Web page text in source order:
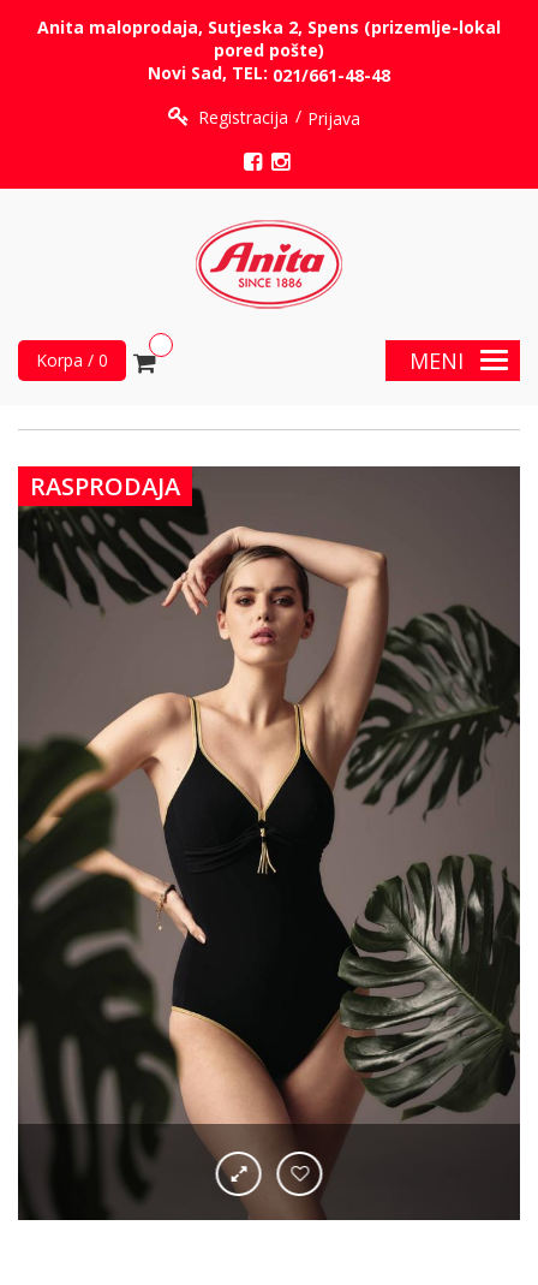
Anita maloprodaja, Sutjeska 2, Spens (prizemlje-lokal
pored pošte)
Novi Sad, TEL: 021/661-48-48
Registracija
Prijava
MENI
Korpa / 0
RASPRODAJA